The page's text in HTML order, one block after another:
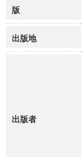
版
出版地
出版者